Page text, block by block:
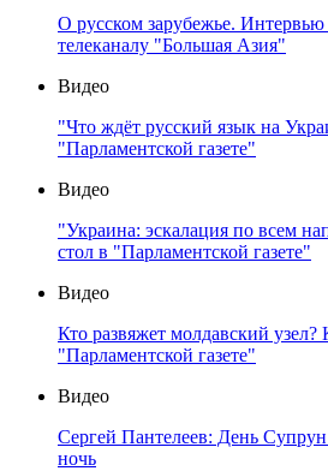
О русском зарубежье. Интервью
телеканалу "Большая Азия"
Видео
"Что ждёт русский язык на
"Парламентской газете"
Видео
"Украина: эскалация по всем
стол в "Парламентской газете"
Видео
Кто развяжет молдавский узел?
"Парламентской газете"
Видео
Сергей Пантелеев: День
ночь